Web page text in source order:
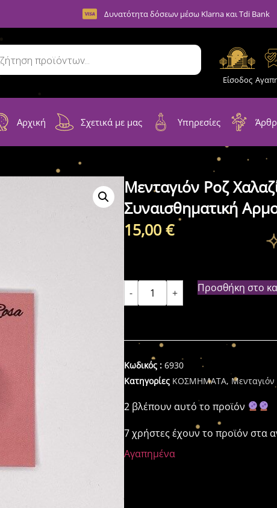
Δυνατότητα δόσεων μέσω Klarna και Tdi Bank
Είσοδος
Αρχική Σχετικά με μας Υπηρεσίες
Μενταγιόν Ροζ
Συναισθηματική
15,00€
- + Προσθήκη στο
Κωδικός :6930
Κατηγορίες ΚΟΣΜΗΜΑΤΑ, Μενταγιόν
2 βλέπουν αυτό το προϊόν
7 χρήστες έχουν το προϊόν στα
Αγαπημένα